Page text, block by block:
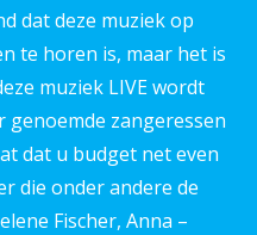
dat deze muziek op
te horen is, maar het is
muziek LIVE wordt
zangeressen
dat u budget net even
die onder andere de
Fischer, Anna –